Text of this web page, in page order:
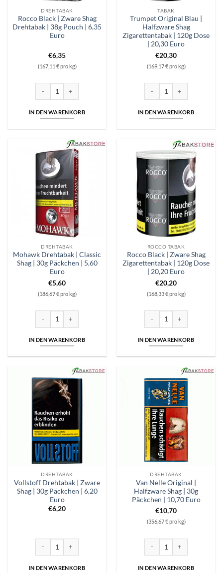
DREHTABAK
Rocco Black | Zware Shag
Drehtabak | 38g Pouch | 6,35
Euro
€6,35
(167,11 € pro kg)
Rocco Black | Zware Shag Drehtabak | 38g Pouch | 6,35 Euro Menge
IN DEN WARENKORB
TABAK
Trumpet Original Blau |
Halfzware Shag
Zigarettentabak | 120g Dose
| 20,30 Euro
€20,30
(169,17 € pro kg)
Trumpet Original Blau |
IN DEN WARENKORB
DREHTABAK
Mohawk Drehtabak | Classic
Shag | 30g Päckchen | 5,60
Euro
€5,60
(186,67 € pro kg)
Mohawk Drehtabak | Classic Shag | 30g Päckchen | 5,60 Euro Menge
IN DEN WARENKORB
ROCCO TABAK
Rocco Black | Zware Shag
Zigarettentabak | 120g Dose
| 20,20 Euro
€20,20
(168,33 € pro kg)
Rocco Black | Zware Shag
IN DEN WARENKORB
DREHTABAK
Vollstoff Drehtabak | Zware
Shag | 30g Päckchen | 6,20
Euro
€6,20
IN DEN WARENKORB
DREHTABAK
Van Nelle Original |
Halfzware Shag | 30g
Päckchen | 10,70 Euro
€10,70
(356,67 € pro kg)
IN DEN WARENKORB